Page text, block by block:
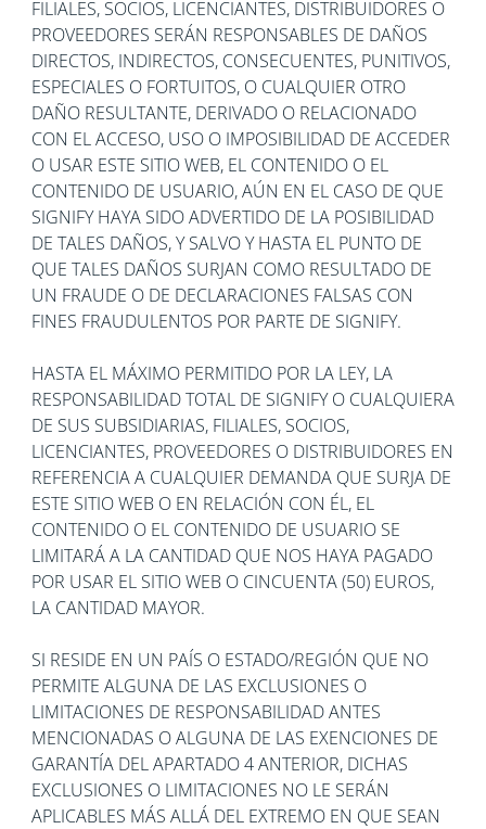
FILIALES, SOCIOS, LICENCIANTES, DISTRIBUIDORES O
PROVEEDORES SERÁN RESPONSABLES DE DAÑOS
DIRECTOS, INDIRECTOS, CONSECUENTES, PUNITIVOS,
ESPECIALES O FORTUITOS, O CUALQUIER OTRO
DAÑO RESULTANTE, DERIVADO O RELACIONADO
CON EL ACCESO, USO O IMPOSIBILIDAD DE ACCEDER
O USAR ESTE SITIO WEB, EL CONTENIDO O EL
CONTENIDO DE USUARIO, AÚN EN EL CASO DE QUE
SIGNIFY HAYA SIDO ADVERTIDO DE LA POSIBILIDAD
DE TALES DAÑOS, Y SALVO Y HASTA EL PUNTO DE
QUE TALES DAÑOS SURJAN COMO RESULTADO DE
UN FRAUDE O DE DECLARACIONES FALSAS CON
FINES FRAUDULENTOS POR PARTE DE SIGNIFY.
HASTA EL MÁXIMO PERMITIDO POR LA LEY, LA
RESPONSABILIDAD TOTAL DE SIGNIFY O CUALQUIERA
DE SUS SUBSIDIARIAS, FILIALES, SOCIOS,
LICENCIANTES, PROVEEDORES O DISTRIBUIDORES EN
REFERENCIA A CUALQUIER DEMANDA QUE SURJA DE
ESTE SITIO WEB O EN RELACIÓN CON ÉL, EL
CONTENIDO O EL CONTENIDO DE USUARIO SE
LIMITARÁ A LA CANTIDAD QUE NOS HAYA PAGADO
POR USAR EL SITIO WEB O CINCUENTA (50) EUROS,
LA CANTIDAD MAYOR.
SI RESIDE EN UN PAÍS O ESTADO/REGIÓN QUE NO
PERMITE ALGUNA DE LAS EXCLUSIONES O
LIMITACIONES DE RESPONSABILIDAD ANTES
MENCIONADAS O ALGUNA DE LAS EXENCIONES DE
GARANTÍA DEL APARTADO 4 ANTERIOR, DICHAS
EXCLUSIONES O LIMITACIONES NO LE SERÁN
APLICABLES MÁS ALLÁ DEL EXTREMO EN QUE SEAN